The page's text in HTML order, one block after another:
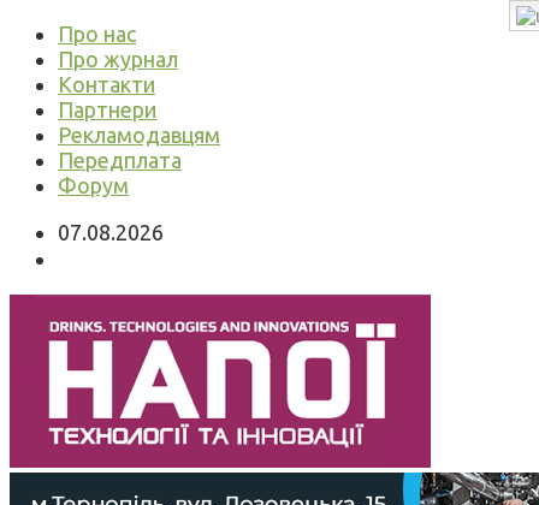
Про нас
Про журнал
Контакти
Партнери
Рекламодавцям
Передплата
Форум
07.08.2026